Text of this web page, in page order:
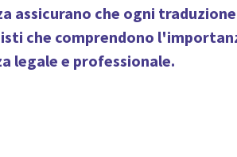
che ogni
che comprendono
legale e professionale.